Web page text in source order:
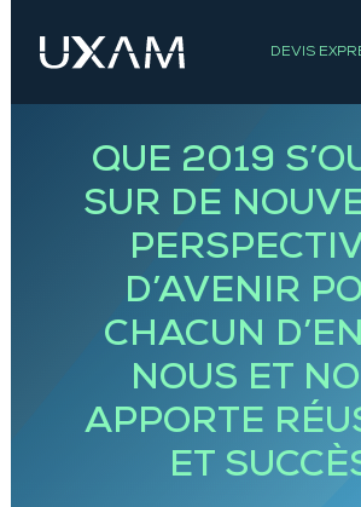
contenu
DEVIS
QUE 2019
SUR DE
D’AVENIR
CHACUN
NOUS ET
APPORTE
ET